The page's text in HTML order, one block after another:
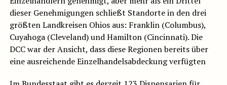
dieser Genehmigungen schließt Standorte in den drei
größten Landkreisen Ohios aus: Franklin (Columbus),
Cuyahoga (Cleveland) und Hamilton (Cincinnati). Die
DCC war der Ansicht, dass diese Regionen bereits über
eine ausreichende Einzelhandelsabdeckung verfügten